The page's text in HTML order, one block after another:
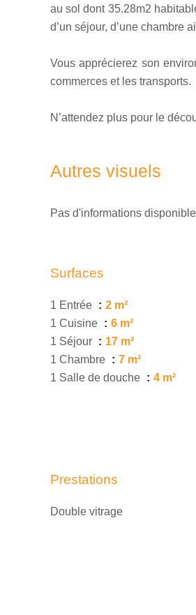
au sol dont 35.28m2
d’un séjour, d’une chambre
Vous apprécierez son
commerces et les transports.
N’attendez plus pour le
Autres visuels
Pas d'informations
Surfaces
1 Entrée
2 m²
1 Cuisine
6 m²
1 Séjour
17 m²
1 Chambre
7 m²
1 Salle de douche
4 m²
Prestations
Double vitrage